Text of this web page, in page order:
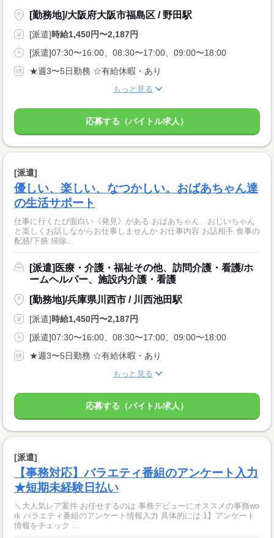
[勤務地]/大阪府大阪市福島区 / 野田駅
[派遣]時給1,450円〜2,187円
[派遣]07:30〜16:00、08:30〜17:00、09:00〜18:00
★週3〜5日勤務 ☆有給休暇・あり
もっと見る
応募する（バイトル求人）
[派遣]
優しい、楽しい、なつかしい。おばあちゃん達
の生活サポート
仕事に行くたび面白い《発見》がある おばあちゃん、おじいちゃん
と楽しくお話しながらお仕事しませんか お仕事内容 お話相手 食事の
配膳/下膳 掃除...
[派遣]医療・介護・福祉その他、訪問介護・看護/ホ
ームヘルパー、施設内介護・看護
[勤務地]/兵庫県川西市 / 川西池田駅
[派遣]時給1,450円〜2,187円
[派遣]07:30〜16:00、08:30〜17:00、09:00〜18:00
★週3〜5日勤務 ☆有給休暇・あり
もっと見る
応募する（バイトル求人）
[派遣]
【事務対応】バラエティ番組のアンケート入力
★短期未経験日払い
＼大人気レア案件 お任せするのは 事務デビューにオススメの事務wo
rk バラエティ番組のアンケート情報入力 具体的には 1】アンケート
情報をチェック ...